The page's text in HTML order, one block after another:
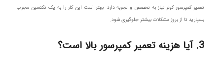
تعمیر کمپرسور کولر نیاز به تخصص و تجربه دارد. بهتر است این کار را به یک تکنسین مجرب
بسپارید تا از بروز مشکلات بیشتر جلوگیری شود.
3. آیا هزینه تعمیر کمپرسور بالا است؟